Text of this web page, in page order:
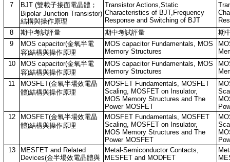
7
BJT (雙載子接面電晶體；
Bipolar Junction Transistor)
結構與操作原理
Transistor Actions,Static
Characteristics of BJT,Frequency
Response and Switching of BJT
8
期中考試評量 期中考試評量
期
9
MOS capacitor(金氧半電
容)結構與操作原理
MOS capacitor Fundamentals, MOS
Memory Structures
10
MOS capacitor(金氧半電
容)結構與操作原理
MOS capacitor Fundamentals, MOS
Memory Structures
11
MOSFET(金氧半場效電晶
體)結構與操作原理
MOSFET Fundamentals, MOSFET
Scaling, MOSFET on Insulator,
MOS Memory Structures and The
Power MOSFET
12
MOSFET(金氧半場效電晶
體)結構與操作原理
MOSFET Fundamentals, MOSFET
Scaling, MOSFET on Insulator,
MOS Memory Structures and The
Power MOSFET
13
MESFET and Related
Devices(金半場效電晶體與
Metal-Semiconductor Contacts,
MESFET and MODFET